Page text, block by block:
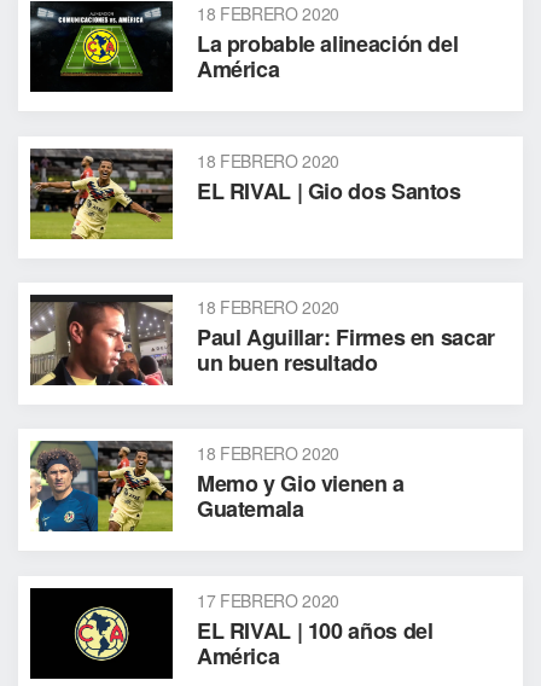
18 FEBRERO 2020
La probable alineación del
América
18 FEBRERO 2020
EL RIVAL | Gio dos Santos
18 FEBRERO 2020
Paul Aguillar: Firmes en sacar
un buen resultado
18 FEBRERO 2020
Memo y Gio vienen a
Guatemala
17 FEBRERO 2020
EL RIVAL | 100 años del
América